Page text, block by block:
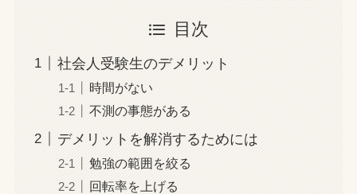
目次
社会人受験生のデメリット
時間がない
不測の事態がある
デメリットを解消するためには
勉強の範囲を絞る
回転率を上げる